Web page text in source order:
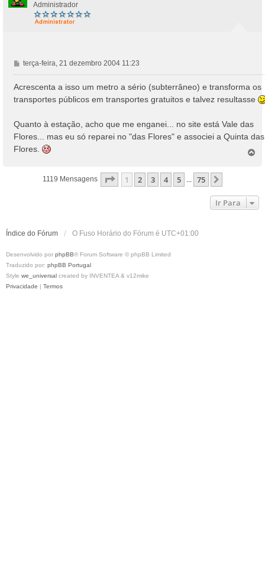
Administrador
M
e
n
e
m
terça-feira, 21 dezembro 2004 11:23
Acrescenta a isso um metro a sério (subterrâneo) e transforma os
transportes públicos em transportes gratuitos e talvez resultasse
Quanto à estação, acho que me enganei... no site está Vale das
Flores... mas eu só reparei no "das Flores" e associei a Quinta das
Flores.
1119 Mensagens Página De 75
1 2 3 4 5 ... 75
Ir Para
Índice do Fórum O Fuso Horário do Fórum é UTC+01:00
Desenvolvido por phpBB® Forum Software © phpBB Limited
Traduzido por: phpBB Portugal
Style we_universal created by INVENTEA & v12mike
Privacidade | Termos